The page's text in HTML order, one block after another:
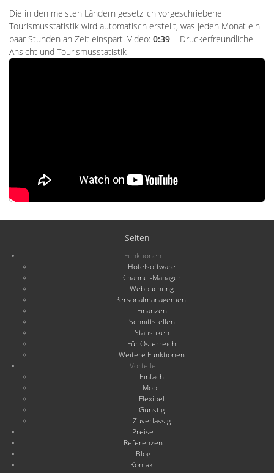
Die in den meisten Ländern gesetzlich vorgeschriebene
Tourismusstatistik wird automatisch erstellt, was jeden Monat ein
paar Stunden an Zeit einspart. Video: 0:39 Druckerfreundliche
Ansicht und Tourismusstatistik
Seiten
Funktionen
Hotelsoftware
Channel-Manager
Webbuchung
Personalmanagement
Finanzen
Schnittstellen
Statistiken
Für Österreich
Weitere Funktionen
Vorteile
Einfach
Mobil
Flexibel
Günstig
Zuverlässig
Preise
Referenzen
Blog
Kontakt